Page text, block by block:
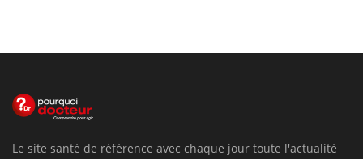
Le site santé de référence avec chaque jour toute l'actualité